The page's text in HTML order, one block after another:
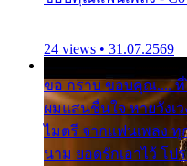
24 views • 31.07.2569
ขอ กราบ ขอบคุณ....
ผมแสนชื่นใจ หายวังเ
ไมตรี จากแฟนเพลง
นาม ยอดรักเอาไว้ โป